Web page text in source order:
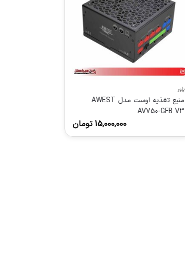
پاور
منبع تغذیه اوست مدل AWEST
AV750-GFB V3
15,000,000 تومان